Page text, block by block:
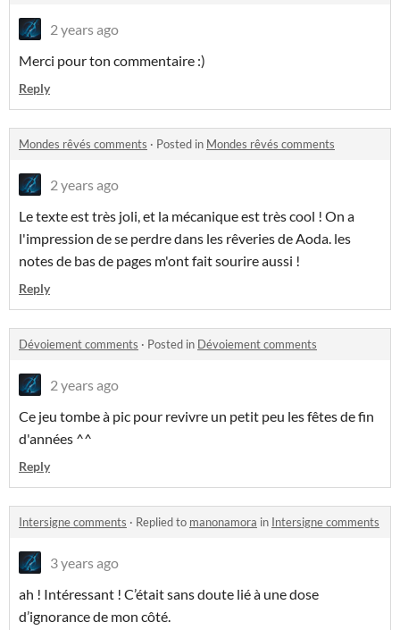
2 years ago
Merci pour ton commentaire :)
Reply
Mondes rêvés comments · Posted in Mondes rêvés comments
2 years ago
Le texte est très joli, et la mécanique est très cool ! On a
l'impression de se perdre dans les rêveries de Aoda. les
notes de bas de pages m'ont fait sourire aussi !
Reply
Dévoiement comments · Posted in Dévoiement comments
2 years ago
Ce jeu tombe à pic pour revivre un petit peu les fêtes de fin
d'années ^^
Reply
Intersigne comments · Replied to manonamora in Intersigne comments
3 years ago
ah ! Intéressant ! C’était sans doute lié à une dose
d’ignorance de mon côté.